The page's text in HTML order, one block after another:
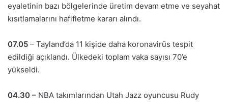
eyaletinin bazı bölgelerinde üretim devam etme ve seyahat
kısıtlamalarını hafifletme kararı alındı.
07.05 – Tayland’da 11 kişide daha koronavirüs tespit
edildiği açıklandı. Ülkedeki toplam vaka sayısı 70’e
yükseldi.
04.30 – NBA takımlarından Utah Jazz oyuncusu Rudy